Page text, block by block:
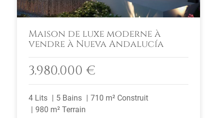
Maison de luxe moderne à
vendre à Nueva Andalucía
3.980.000 €
4 Lits 5 Bains
710 m² Construit
980 m² Terrain